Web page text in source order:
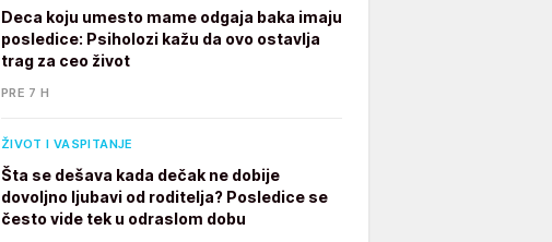
Deca koju umesto mame odgaja baka imaju
posledice: Psiholozi kažu da ovo ostavlja
trag za ceo život
PRE 7 H
ŽIVOT I VASPITANJE
Šta se dešava kada dečak ne dobije
dovoljno ljubavi od roditelja? Posledice se
često vide tek u odraslom dobu